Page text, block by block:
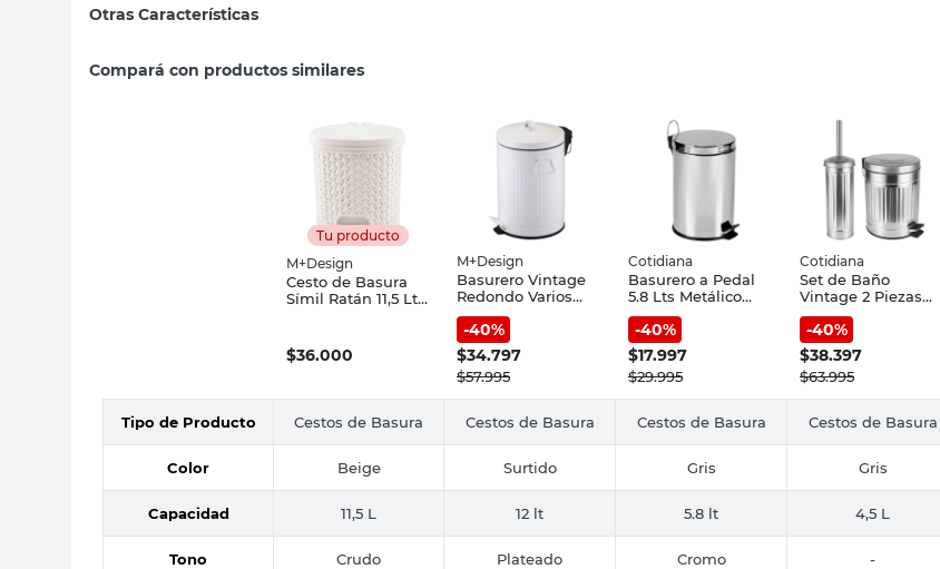
Otras Características
Compará con productos similares
Tu producto
M+Design
Cesto de Basura
Símil Ratán 11,5 Lts
$36.000
M+Design
Basurero Vintage
Redondo Varios
Colores 12 Lts
-40%
$34.797
$57.995
Cotidiana
Basurero a Pedal
5.8 Lts Metálico
Gris Cotidiana
-40%
$17.997
$29.995
Cotidiana
Set de Baño
Vintage 2 Piezas
Metálico Cotidiana
-40%
$38.397
$63.995
Tipo de Producto Cestos de Basura Cestos de Basura Cestos de Basura Cestos de Basura
Color Beige Surtido Gris Gris
Capacidad 11,5 L 12 lt 5.8 lt 4,5 L
Tono Crudo Plateado Cromo -